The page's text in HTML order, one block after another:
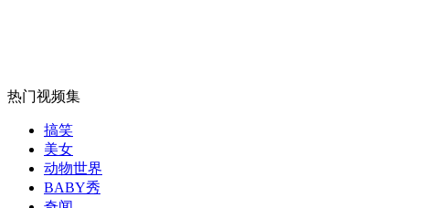
外交部：反对强权政治霸凌主义
外交部：有关国家言论片面不公正
热门视频集
搞笑
美女
动物世界
BABY秀